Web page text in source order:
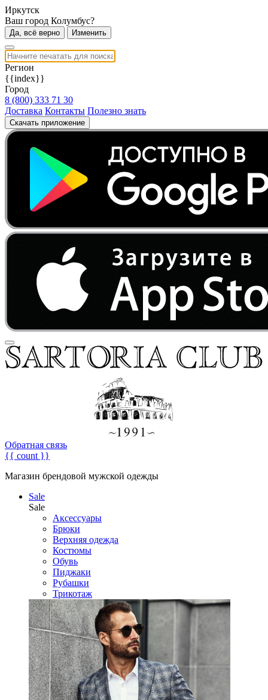
Иркутск
Ваш город Колумбус?
Да, всё верно Изменить
Регион
{{index}}
Город
8 (800) 333 71 30
Доставка Контакты Полезно знать
Скачать приложение
Обратная связь
{{ count }}
Магазин брендовой мужской одежды
Sale
Sale
Аксессуары
Брюки
Верхняя одежда
Костюмы
Обувь
Пиджаки
Рубашки
Трикотаж